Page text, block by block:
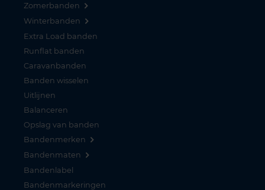
Zomerbanden
Winterbanden
Extra Load banden
Runflat banden
Caravanbanden
Banden wisselen
Uitlijnen
Balanceren
Opslag van banden
Bandenmerken
Bandenmaten
Bandenlabel
Bandenmarkeringen